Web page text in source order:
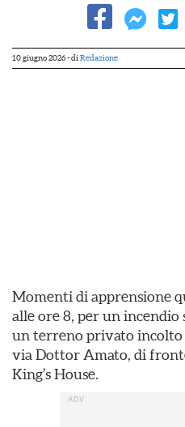
10 giugno 2026- di Redazione
Momenti di apprensione
alle ore 8, per un
un terreno privato incolto
via Dottor Amato, di
King’s House.